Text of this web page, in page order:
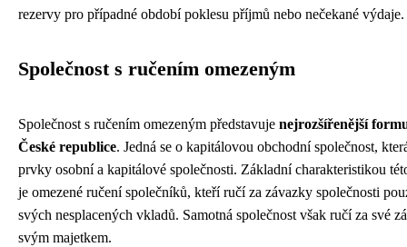
rezervy pro případné období poklesu příjmů nebo nečekané výdaje.
Společnost s ručením omezeným
Společnost s ručením omezeným představuje nejrozšířenější
České republice. Jedná se o kapitálovou obchodní společnost,
prvky osobní a kapitálové společnosti. Základní charakteristikou
je omezené ručení společníků, kteří ručí za závazky společnosti
svých nesplacených vkladů. Samotná společnost však ručí za své
svým majetkem.